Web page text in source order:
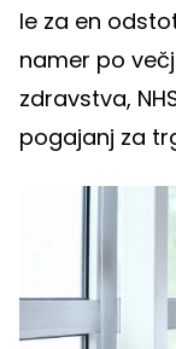
le za en
namer po
zdravstva,
pogajanj za